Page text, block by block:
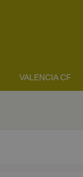
VALENCIA CF